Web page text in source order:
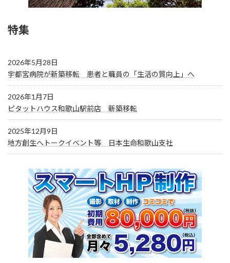
特集
2026年5月28日
宇都宮病院が新築移転 患者と職員の「生活の質向上」へ
2026年1月7日
ピタットハウス和歌山駅前店 新築移転
2025年12月9日
地方創生へトークイベント等 日本生命和歌山支社